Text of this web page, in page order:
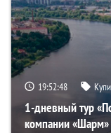
19:52:47
1-дневный тур
компании «Шарм»